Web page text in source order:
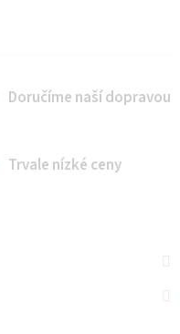
Doručíme naší dopravou
Trvale nízké ceny